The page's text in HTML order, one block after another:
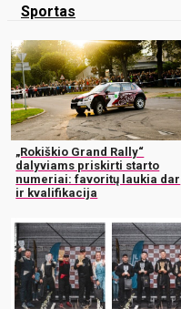
Sportas
„Rokiškio Grand Rally“
dalyviams priskirti starto
numeriai: favoritų laukia dar
ir kvalifikacija